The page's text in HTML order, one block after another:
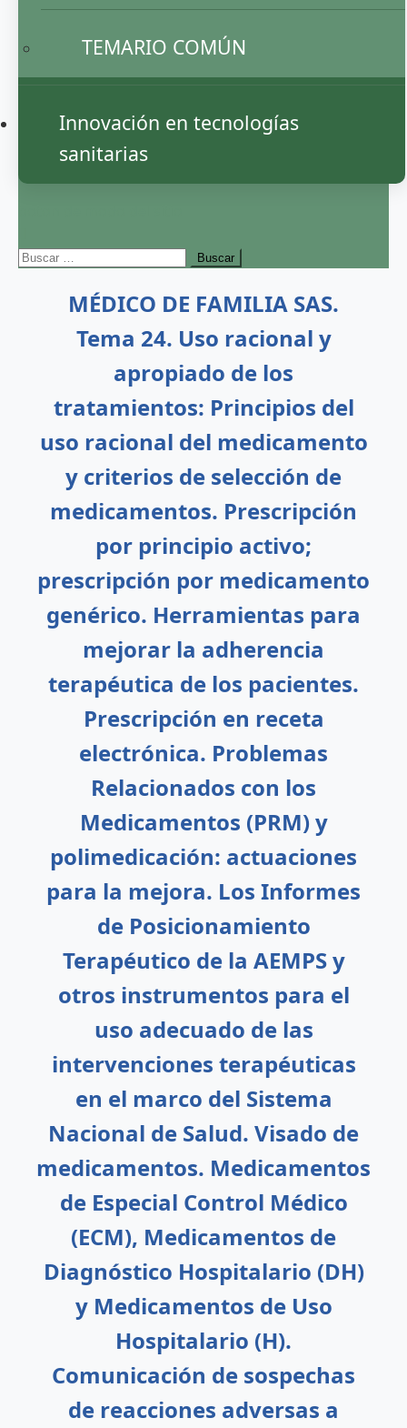
TEMARIO COMÚN
Innovación en tecnologías
sanitarias
Buscar:
MÉDICO DE FAMILIA SAS.
Tema 24. Uso racional y
apropiado de los
tratamientos: Principios del
uso racional del medicamento
y criterios de selección de
medicamentos. Prescripción
por principio activo;
prescripción por medicamento
genérico. Herramientas para
mejorar la adherencia
terapéutica de los pacientes.
Prescripción en receta
electrónica. Problemas
Relacionados con los
Medicamentos (PRM) y
polimedicación: actuaciones
para la mejora. Los Informes
de Posicionamiento
Terapéutico de la AEMPS y
otros instrumentos para el
uso adecuado de las
intervenciones terapéuticas
en el marco del Sistema
Nacional de Salud. Visado de
medicamentos. Medicamentos
de Especial Control Médico
(ECM), Medicamentos de
Diagnóstico Hospitalario (DH)
y Medicamentos de Uso
Hospitalario (H).
Comunicación de sospechas
de reacciones adversas a